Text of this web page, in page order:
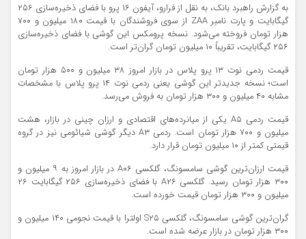
به گزارش راهبرد بانک، به نقل از فرارو، آیفون ۱۶ پرو با فضای ذخیره‌سازی ۲۵۶
گیگابایت و پارت نامبر ZAA از سوی فروشندگان با قیمت ۱۸۰ میلیون و ۷۰۰
هزار تومان فروخته می‌شود. نسخه پرومکس این گوشی با فضای ذخیره‌سازی
۲۵۶ گیگابایت، تقریباً ۱۰ میلیون تومان گران‌تر است.
قیمت ردمی نوت ۱۳ پرو پلاس در بازار امروز ۳۸ میلیون و ۵۰۰ هزار تومان
است؛ نسخه جدیدتر این گوشی یعنی ردمی نوت ۱۴ پرو پلاس با مشخصات
مشابه ۴۰ میلیون و ۳۰۰ هزار تومان به فروش می‌رسد.
قیمت ردمی A۵ یکی از میانرده‌های اقتصادی و ارزان چینی در بازار، هشت
میلیون و ۷۰۰ هزار تومان است. ردمی A۳ دیگر گوشی شیائومی نیز در گروه
قیمتی کمتر از ۱۰ میلیون تومان قرار دارد.
قیمت ارزان‌ترین گوشی سامسونگ، گلکسی A۰۶ در بازار امروز به ۹ میلیون و
۳۰۰ هزار تومان رسید. گلکسی A۲۶ با فضای ذخیره‌سازی ۲۵۶ گیگابایت ۲۶
میلیون و ۳۰۰ هزار تومان قیمت خورده است.
گران‌ترین گوشی سامسونگ، گلکسی S۲۵ اولترا با قیمت نجومی ۱۴۰ میلیون و
۳۰۰ هزار تومان در بازار عرضه شده است.